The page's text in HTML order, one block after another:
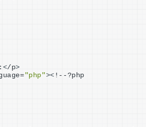
</p>
"php">< !--?php